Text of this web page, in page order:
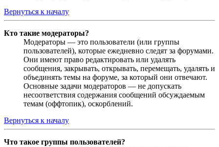
Вернуться к началу
Кто такие модераторы?
Модераторы — это пользователи (или группы
пользователей), которые ежедневно следят за форумами.
Они имеют право редактировать или удалять
сообщения, закрывать, открывать, перемещать, удалять и
объединять темы на форуме, за который они отвечают.
Основные задачи модераторов — не допускать
несоответствия содержания сообщений обсуждаемым
темам (оффтопик), оскорблений.
Вернуться к началу
Что такое группы пользователей?